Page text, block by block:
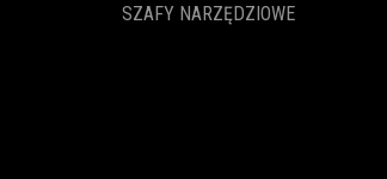
SZAFY NARZĘDZIOWE